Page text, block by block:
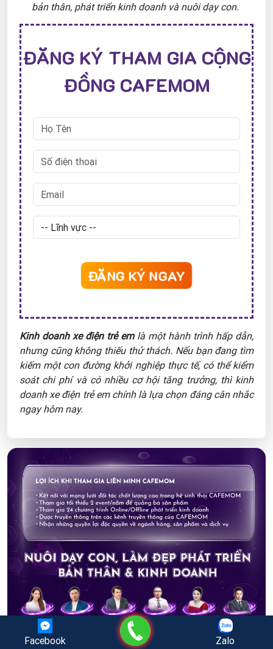
bản thân, phát triển kinh doanh và nuôi dạy con.
ĐĂNG KÝ THAM GIA CỘNG
ĐỒNG CAFEMOM
ĐĂNG KÝ NGAY
Kinh doanh xe điện trẻ emlà một hành trình hấp dẫn,
nhưng cũng không thiếu thử thách. Nếu bạn đang tìm
kiếm một con đường khởi nghiệp thực tế, có thể kiểm
soát chi phí và có nhiều cơ hội tăng trưởng, thì kinh
doanh xe điện trẻ em chính là lựa chọn đáng cân nhắc
ngay hôm nay.
Facebook
Gọi điện
Zalo